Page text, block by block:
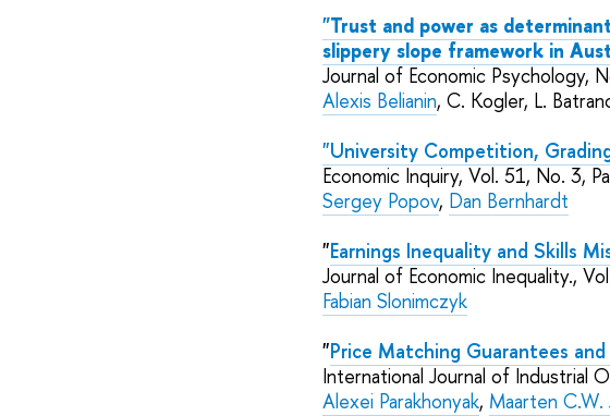
"Trust and power as
slippery slope framework in
Journal of Economic Psychology,
Alexis Belianin, C. Kogler, L.
"University Competition,
Economic Inquiry, Vol. 51, No. 3,
Sergey Popov, Dan Bernhardt
"Earnings Inequality and Skills
Journal of Economic Inequality.,
Fabian Slonimczyk
"Price Matching Guarantees
International Journal of Industrial
Alexei Parakhonyak, Maarten C.W.